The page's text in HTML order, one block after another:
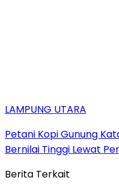
LAMPUNG UTARA
Petani Kopi Gunung
Bernilai Tinggi Lewat
Berita Terkait